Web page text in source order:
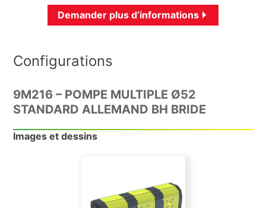
Demander plus d’informations
Configurations
9M216 – POMPE MULTIPLE Ø52
STANDARD ALLEMAND BH BRIDE
Images et dessins